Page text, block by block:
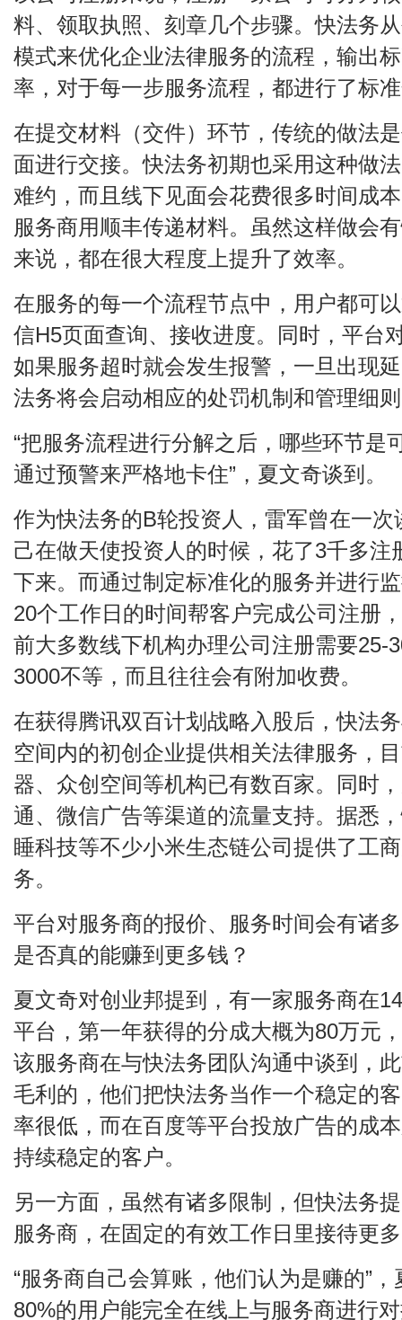
料、领取执照、刻章几个步骤。快法务
模式来优化企业法律服务的流程，输出
率，对于每一步服务流程，都进行了标
在提交材料（交件）环节，传统的做法
面进行交接。快法务初期也采用这种做
难约，而且线下见面会花费很多时间成
服务商用顺丰传递材料。虽然这样做会
来说，都在很大程度上提升了效率。
在服务的每一个流程节点中，用户都可
信H5页面查询、接收进度。同时，平台
如果服务超时就会发生报警，一旦出现
法务将会启动相应的处罚机制和管理细
“把服务流程进行分解之后，哪些环节是
通过预警来严格地卡住”，夏文奇谈到。
作为快法务的B轮投资人，雷军曾在一
己在做天使投资人的时候，花了3千多注
下来。而通过制定标准化的服务并进行
20个工作日的时间帮客户完成公司注册
前大多数线下机构办理公司注册需要25-
3000不等，而且往往会有附加收费。
在获得腾讯双百计划战略入股后，快法
空间内的初创企业提供相关法律服务，
器、众创空间等机构已有数百家。同时
通、微信广告等渠道的流量支持。据悉
睡科技等不少小米生态链公司提供了工
务。
平台对服务商的报价、服务时间会有诸
是否真的能赚到更多钱？
夏文奇对创业邦提到，有一家服务商在
平台，第一年获得的分成大概为80万元
该服务商在与快法务团队沟通中谈到，
毛利的，他们把快法务当作一个稳定的
率很低，而在百度等平台投放广告的成
持续稳定的客户。
另一方面，虽然有诸多限制，但快法务
服务商，在固定的有效工作日里接待更
“服务商自己会算账，他们认为是赚的”
80%的用户能完全在线上与服务商进行